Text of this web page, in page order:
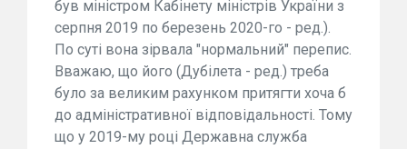
був міністром Кабінету міністрів України з
серпня 2019 по березень 2020-го - ред.).
По суті вона зірвала "нормальний" перепис.
Вважаю, що його (Дубілета - ред.) треба
було за великим рахунком притягти хоча б
до адміністративної відповідальності. Тому
що у 2019-му році Державна служба